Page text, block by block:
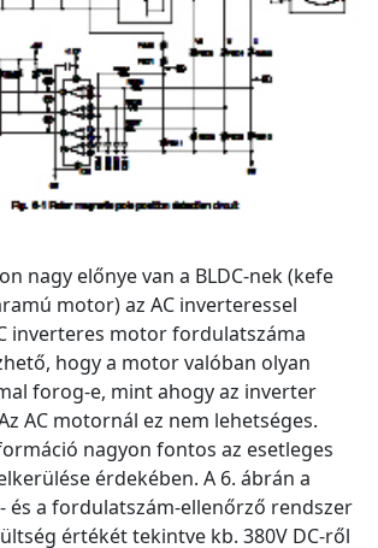
nagy előnye van a BLDC-nek (kefe
motor) az AC inverteressel
inverteres motor fordulatszáma
hogy a motor valóban olyan
forog-e, mint ahogy az inverter
AC motornál ez nem lehetséges.
nagyon fontos az esetleges
érdekében. A 6. ábrán a
és a fordulatszám-ellenőrző rendszer
értékét tekintve kb. 380V DC-ről